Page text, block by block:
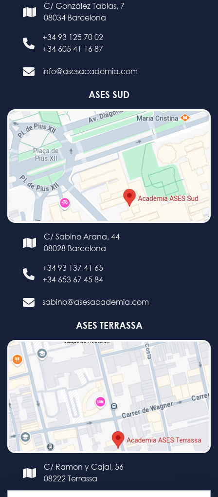
C/ González Tablas, 7
08034 Barcelona
+34 93 125 70 02
+34 605 41 16 87
info@asesacademia.com
ASES SUD
C/ Sabino Arana, 44
08028 Barcelona
+34 93 137 41 65
+34 653 67 45 84
sabino@asesacademia.com
ASES TERRASSA
C/ Ramon y Cajal, 56
08222 Terrassa